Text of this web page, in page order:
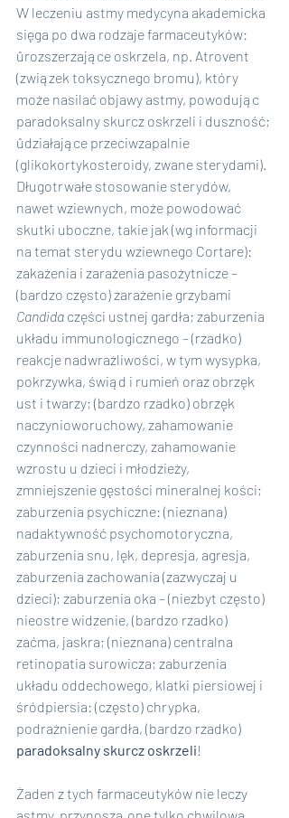
W leczeniu astmy medycyna akademicka
sięga po dwa rodzaje farmaceutyków:
ûrozszerzające oskrzela, np. Atrovent
(związek toksycznego bromu), który
może nasilać objawy astmy, powodując
paradoksalny skurcz oskrzeli i duszność;
ûdziałające przeciwzapalnie
(glikokortykosteroidy, zwane sterydami).
Długotrwałe stosowanie sterydów,
nawet wziewnych, może powodować
skutki uboczne, takie jak (wg informacji
na temat sterydu wziewnego Cortare):
zakażenia i zarażenia pasożytnicze –
(bardzo często) zarażenie grzybami
Candida części ustnej gardła; zaburzenia
układu immunologicznego – (rzadko)
reakcje nadwrażliwości, w tym wysypka,
pokrzywka, świąd i rumień oraz obrzęk
ust i twarzy; (bardzo rzadko) obrzęk
naczynioworuchowy, zahamowanie
czynności nadnerczy, zahamowanie
wzrostu u dzieci i młodzieży,
zmniejszenie gęstości mineralnej kości;
zaburzenia psychiczne: (nieznana)
nadaktywność psychomotoryczna,
zaburzenia snu, lęk, depresja, agresja,
zaburzenia zachowania (zazwyczaj u
dzieci); zaburzenia oka – (niezbyt często)
nieostre widzenie, (bardzo rzadko)
zaćma, jaskra; (nieznana) centralna
retinopatia surowicza; zaburzenia
układu oddechowego, klatki piersiowej i
śródpiersia: (często) chrypka,
podrażnienie gardła, (bardzo rzadko)
paradoksalny skurcz oskrzeli!
Żaden z tych farmaceutyków nie leczy